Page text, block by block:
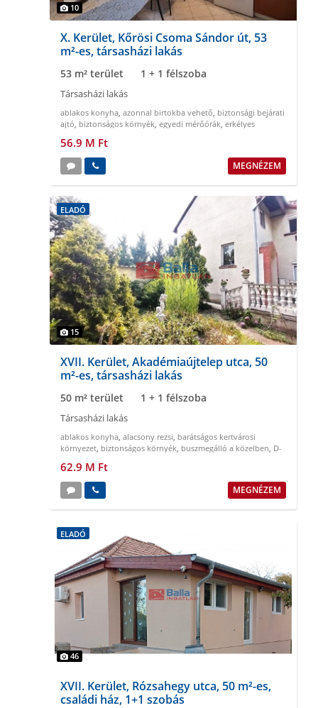
10
X. Kerület, Kőrösi Csoma Sándor út, 53
m²-es, társasházi lakás
53 m² terület 1 + 1 félszoba
Társasházi lakás
ablakos konyha, azonnal birtokba vehető, biztonsági bejárati
ajtó, biztonságos környék, egyedi mérőórák, erkélyes
56.9 M Ft
MEGNÉZEM
ELADÓ
15
XVII. Kerület, Akadémiaújtelep utca, 50
m²-es, társasházi lakás
50 m² terület 1 + 1 félszoba
Társasházi lakás
ablakos konyha, alacsony rezsi, barátságos kertvárosi
környezet, biztonságos környék, buszmegálló a közelben, D-
62.9 M Ft
MEGNÉZEM
ELADÓ
46
XVII. Kerület, Rózsahegy utca, 50 m²-es,
családi ház, 1+1 szobás